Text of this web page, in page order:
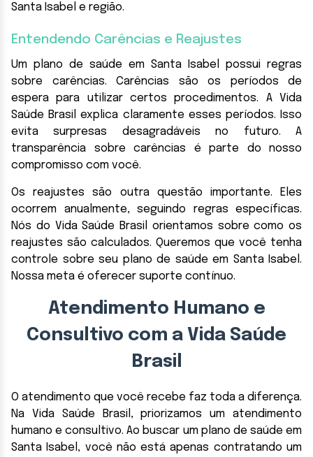
Santa Isabel e região.
Entendendo Carências e Reajustes
Um plano de saúde em Santa Isabel possui regras
sobre carências. Carências são os períodos de
espera para utilizar certos procedimentos. A Vida
Saúde Brasil explica claramente esses períodos. Isso
evita surpresas desagradáveis no futuro. A
transparência sobre carências é parte do nosso
compromisso com você.
Os reajustes são outra questão importante. Eles
ocorrem anualmente, seguindo regras específicas.
Nós do Vida Saúde Brasil orientamos sobre como os
reajustes são calculados. Queremos que você tenha
controle sobre seu plano de saúde em Santa Isabel.
Nossa meta é oferecer suporte contínuo.
Atendimento Humano e
Consultivo com a Vida Saúde
Brasil
O atendimento que você recebe faz toda a diferença.
Na Vida Saúde Brasil, priorizamos um atendimento
humano e consultivo. Ao buscar um plano de saúde em
Santa Isabel, você não está apenas contratando um